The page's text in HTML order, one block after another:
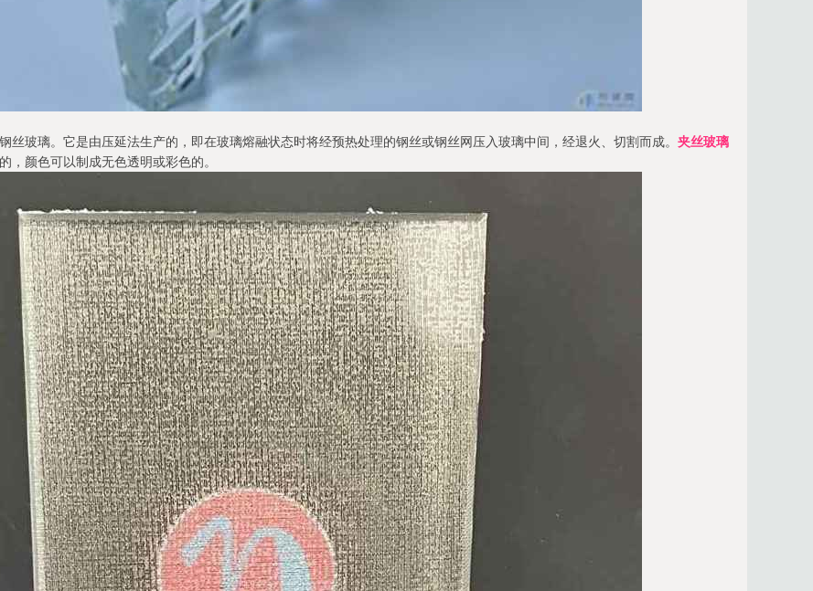
丝玻璃。它是由压延法生产的，即在玻璃熔融状态时将经预热处理的钢丝或钢丝网压入玻璃中间，经退火、切割而成。 夹丝玻璃
，颜色可以制成无色透明或彩色的。